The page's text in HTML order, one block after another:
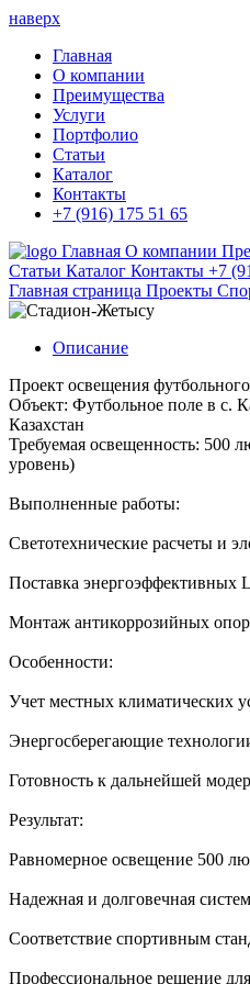
наверх
Главная
О компании
Преимущества
Услуги
Портфолио
Статьи
Каталог
Контакты
+7 (916) 175 51 65
Главная О компании
Статьи Каталог Контакты +7
Главная страница Проекты
Описание
Проект освещения
Объект: Футбольное поле в с.
Казахстан
Требуемая освещенность: 500
уровень)
Выполненные работы:
Светотехнические расчеты и
Поставка энергоэффективных
Монтаж антикоррозийных
Особенности:
Учет местных климатических
Энергосберегающие
Готовность к дальнейшей
Результат:
Равномерное освещение 500
Надежная и долговечная
Соответствие спортивным
Профессиональное решение